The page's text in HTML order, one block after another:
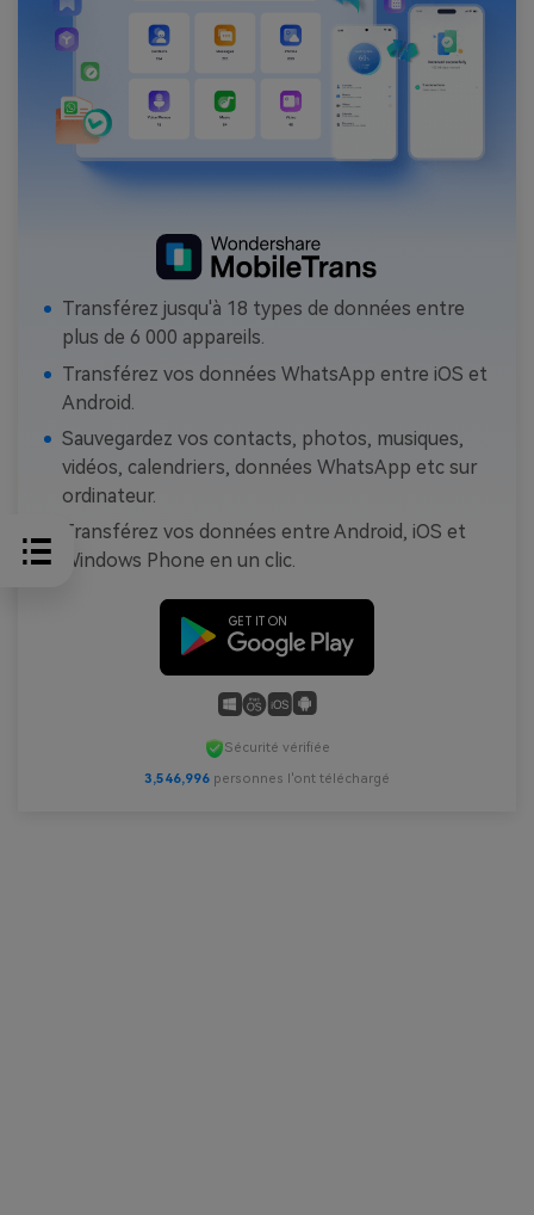
Transférez jusqu'à 18 types de données entre
plus de 6 000 appareils.
Transférez vos données WhatsApp entre iOS et
Android.
Sauvegardez vos contacts, photos, musiques,
vidéos, calendriers, données WhatsApp etc sur
ordinateur.
Transférez vos données entre Android, iOS et
Windows Phone en un clic.
Sécurité vérifiée
3,546,996 personnes l'ont téléchargé